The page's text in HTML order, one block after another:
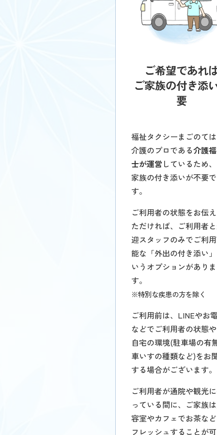
ご希望であれ
ご家族の付き添
要
福祉タクシーまごのて
介護のプロである介護
士が運営 しているため
家族の付き添いが不要で
す。
ご利用者の状態をお伝
ただければ、ご利用者
迎スタッフのみでご利
能な「外出の付き添い
いうオプションがありま
す。
※特別な疾患の方を除く
ご利用前は、LINEやお
などでご利用者の状態
自宅の環境(駐車場の有
車いすの種類など)をお
する場合がございます。
ご利用者が通院や観光
っている間に、ご家族
容室やカフェでお茶な
フレッシュすることが可